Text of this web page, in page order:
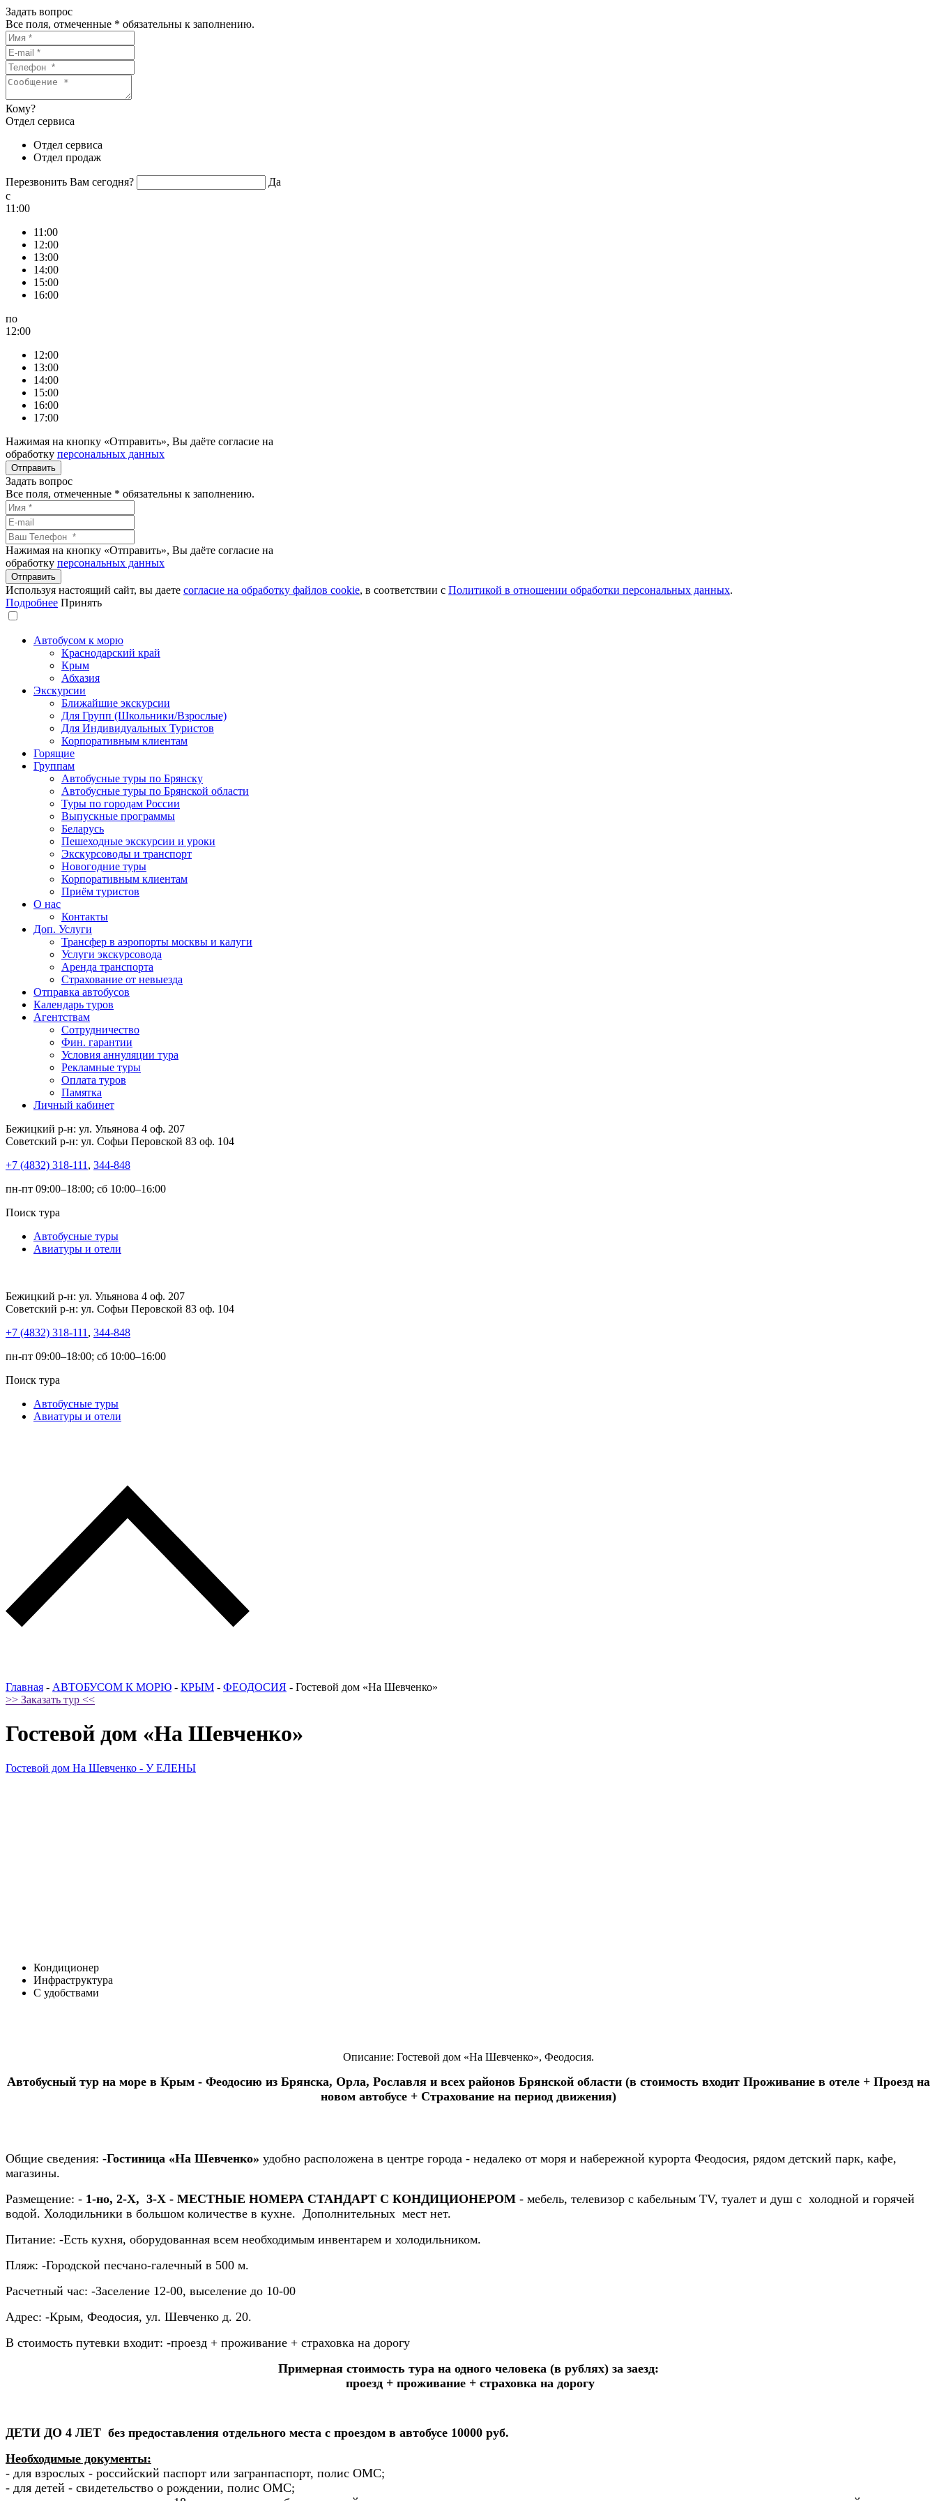
Задать вопрос
Все поля, отмеченные * обязательны к заполнению.
Кому?
Отдел сервиса
Отдел сервиса
Отдел продаж
Перезвонить Вам сегодня?
Да
c
11:00
11:00
12:00
13:00
14:00
15:00
16:00
по
12:00
12:00
13:00
14:00
15:00
16:00
17:00
Нажимая на кнопку «Отправить», Вы даёте согласие на
обработку персональных данных
Задать вопрос
Все поля, отмеченные * обязательны к заполнению.
Нажимая на кнопку «Отправить», Вы даёте согласие на
обработку персональных данных
Используя настоящий сайт, вы даете согласие на обработку файлов сookie, в соответствии с Политикой в отношении обработки персональных данных.
Подробнее Принять
Автобусом к морю
Краснодарский край
Крым
Абхазия
Экскурсии
Ближайшие экскурсии
Для Групп (Школьники/Взрослые)
Для Индивидуальных Туристов
Корпоративным клиентам
Горящие
Группам
Автобусные туры по Брянску
Автобусные туры по Брянской области
Туры по городам России
Выпускные программы
Беларусь
Пешеходные экскурсии и уроки
Экскурсоводы и транспорт
Новогодние туры
Корпоративным клиентам
Приём туристов
О нас
Контакты
Доп. Услуги
Трансфер в аэропорты москвы и калуги
Услуги экскурсовода
Аренда транспорта
Страхование от невыезда
Отправка автобусов
Календарь туров
Агентствам
Сотрудничество
Фин. гарантии
Условия аннуляции тура
Рекламные туры
Оплата туров
Памятка
Личный кабинет
Бежицкий р-н: ул. Ульянова 4 оф. 207
Советский р-н: ул. Софьи Перовской 83 оф. 104
+7 (4832) 318-111 , 344-848
пн-пт 09:00–18:00; сб 10:00–16:00
Поиск тура
Автобусные туры
Авиатуры и отели
Бежицкий р-н: ул. Ульянова 4 оф. 207
Советский р-н: ул. Софьи Перовской 83 оф. 104
+7 (4832) 318-111 , 344-848
пн-пт 09:00–18:00; сб 10:00–16:00
Поиск тура
Автобусные туры
Авиатуры и отели
Главная - АВТОБУСОМ К МОРЮ - КРЫМ - ФЕОДОСИЯ - Гостевой дом «На Шевченко»
>> Заказать тур <<
Гостевой дом «На Шевченко»
Гостевой дом На Шевченко - У ЕЛЕНЫ
Кондиционер
Инфраструктура
С удобствами
Описание: Гостевой дом «На Шевченко», Феодосия.
Автобусный тур на море в Крым - Феодосию из Брянска, Орла, Рославля и всех районов Брянской области (в стоимость входит Проживание в отеле + Проезд на
новом автобусе + Страхование на период движения)
Общие сведения: -Гостиница «На Шевченко» удобно расположена в центре города - недалеко от моря и набережной курорта Феодосия, рядом детский парк, кафе,
магазины.
Размещение: - 1-но, 2-Х, 3-Х - МЕСТНЫЕ НОМЕРА СТАНДАРТ С КОНДИЦИОНЕРОМ - мебель, телевизор с кабельным TV, туалет и душ с холодной и горячей
водой. Холодильники в большом количестве в кухне. Дополнительных мест нет.
Питание: -Есть кухня, оборудованная всем необходимым инвентарем и холодильником.
Пляж: -Городской песчано-галечный в 500 м.
Расчетный час: -Заселение 12-00, выселение до 10-00
Адрес: -Крым, Феодосия, ул. Шевченко д. 20.
В стоимость путевки входит: -проезд + проживание + страховка на дорогу
Примерная стоимость тура на одного человека (в рублях) за заезд:
проезд + проживание + страховка на дорогу
ДЕТИ ДО 4 ЛЕТ без предоставления отдельного места с проездом в автобусе 10000 руб.
Необходимые документы:
- для взрослых - российский паспорт или загранпаспорт, полис ОМС;
- для детей - свидетельство о рождении, полис ОМС;